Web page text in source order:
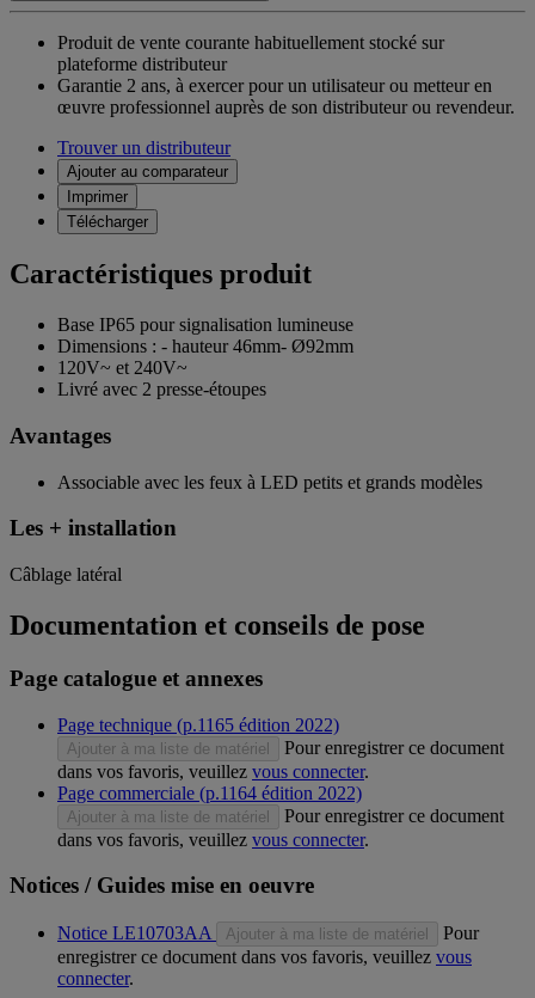
Produit de vente courante habituellement stocké sur
plateforme distributeur
Garantie 2 ans, à exercer pour un utilisateur ou metteur en
œuvre professionnel auprès de son distributeur ou revendeur.
Trouver un distributeur
Ajouter au comparateur
Imprimer
Télécharger
Caractéristiques produit
Base IP65 pour signalisation lumineuse
Dimensions : - hauteur 46mm- Ø92mm
120V~ et 240V~
Livré avec 2 presse-étoupes
Avantages
Associable avec les feux à LED petits et grands modèles
Les + installation
Câblage latéral
Documentation et conseils de pose
Page catalogue et annexes
Page technique (p.1165 édition 2022)
Ajouter à ma liste de matériel
Pour enregistrer ce document
dans vos favoris, veuillez vous connecter.
Page commerciale (p.1164 édition 2022)
Ajouter à ma liste de matériel
Pour enregistrer ce document
dans vos favoris, veuillez vous connecter.
Notices / Guides mise en oeuvre
Notice LE10703AA Ajouter à ma liste de matériel
Pour
enregistrer ce document dans vos favoris, veuillez vous
connecter.